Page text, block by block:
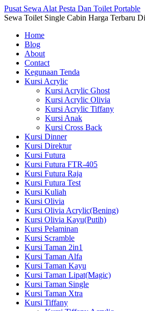
Pusat Sewa Alat Pesta Dan Toilet Portable
Sewa Toilet Single Cabin Harga Terbaru
Home
Blog
About
Contact
Kegunaan Tenda
Kursi Acrylic
Kursi Acrylic Ghost
Kursi Acrylic Olivia
Kursi Acrylic Tiffany
Kursi Anak
Kursi Cross Back
Kursi Dinner
Kursi Direktur
Kursi Futura
Kursi Futura FTR-405
Kursi Futura Raja
Kursi Futura Test
Kursi Kuliah
Kursi Olivia
Kursi Olivia Acrylic(Bening)
Kursi Olivia Kayu(Putih)
Kursi Pelaminan
Kursi Scramble
Kursi Taman 2in1
Kursi Taman Alfa
Kursi Taman Kayu
Kursi Taman Lipat(Magic)
Kursi Taman Single
Kursi Taman Xtra
Kursi Tiffany